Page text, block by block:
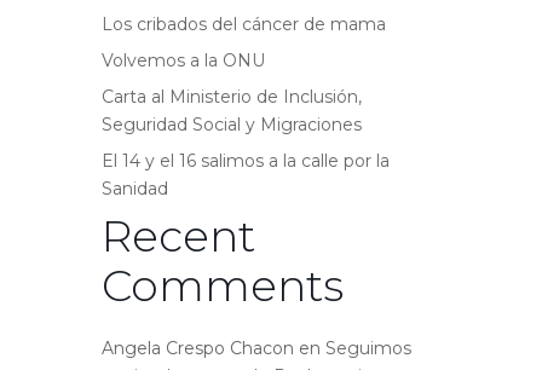
Los cribados del cáncer de mama
Volvemos a la ONU
Carta al Ministerio de Inclusión,
Seguridad Social y Migraciones
El 14 y el 16 salimos a la calle por la
Sanidad
Recent
Comments
Angela Crespo Chacon en Seguimos